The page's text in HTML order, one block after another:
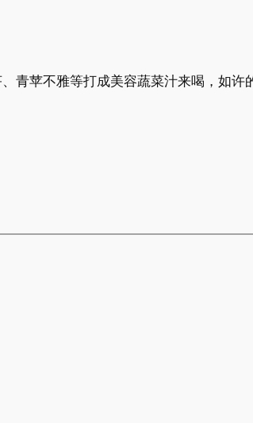
苹不雅等打成美容蔬菜汁来喝，如许